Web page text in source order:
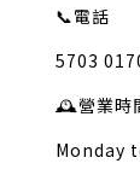
📞電話
5703
🕰️營業時
Monday